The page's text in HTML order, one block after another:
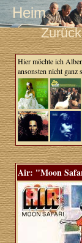
Heim
Zurück
Hier möchte ich
ansonsten nicht
Air: "Moon